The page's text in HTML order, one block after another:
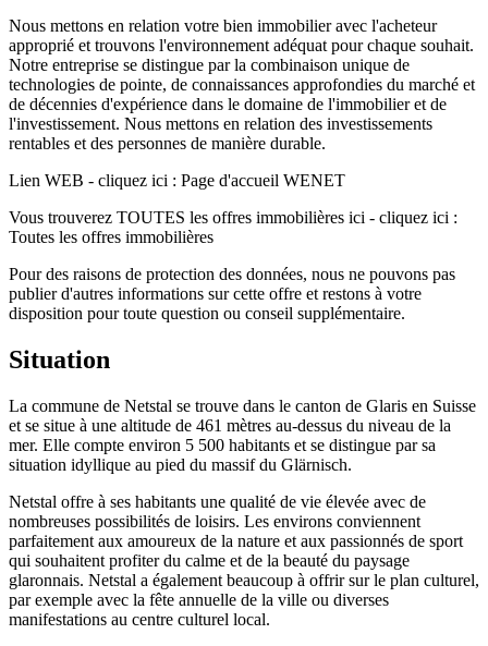
Nous mettons en relation votre bien immobilier avec l'acheteur
approprié et trouvons l'environnement adéquat pour chaque souhait.
Notre entreprise se distingue par la combinaison unique de
technologies de pointe, de connaissances approfondies du marché et
de décennies d'expérience dans le domaine de l'immobilier et de
l'investissement. Nous mettons en relation des investissements
rentables et des personnes de manière durable.
Lien WEB - cliquez ici : Page d'accueil WENET
Vous trouverez TOUTES les offres immobilières ici - cliquez ici :
Toutes les offres immobilières
Pour des raisons de protection des données, nous ne pouvons pas
publier d'autres informations sur cette offre et restons à votre
disposition pour toute question ou conseil supplémentaire.
Situation
La commune de Netstal se trouve dans le canton de Glaris en Suisse
et se situe à une altitude de 461 mètres au-dessus du niveau de la
mer. Elle compte environ 5 500 habitants et se distingue par sa
situation idyllique au pied du massif du Glärnisch.
Netstal offre à ses habitants une qualité de vie élevée avec de
nombreuses possibilités de loisirs. Les environs conviennent
parfaitement aux amoureux de la nature et aux passionnés de sport
qui souhaitent profiter du calme et de la beauté du paysage
glaronnais. Netstal a également beaucoup à offrir sur le plan culturel,
par exemple avec la fête annuelle de la ville ou diverses
manifestations au centre culturel local.